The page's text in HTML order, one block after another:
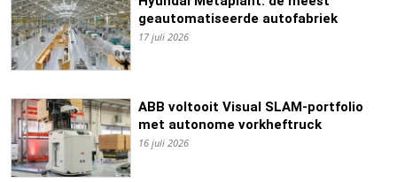
geautomatiseerde autofabriek
17 juli 2026
ABB voltooit Visual SLAM-portfolio
met autonome vorkheftruck
16 juli 2026